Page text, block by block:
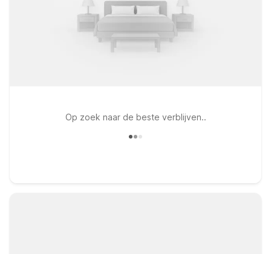
Op zoek naar de beste verblijven..